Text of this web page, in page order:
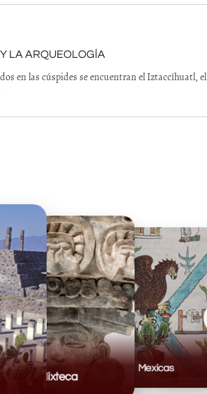
LA ARQUEOLOGÍA
en las cúspides se encuentran el Iztaccíhuatl, el
Mixteca
Mexicas